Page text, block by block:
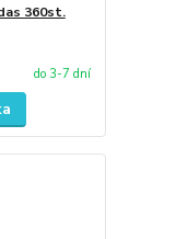
360st.
do 3-7 dní